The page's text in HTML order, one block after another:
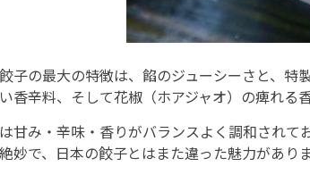
子の最大の特徴は、餡のジューシーさと、
香辛料、そして花椒（ホアジャオ）の痺れる
甘み・辛味・香りがバランスよく調和され
妙で、日本の餃子とはまた違った魅力がありま